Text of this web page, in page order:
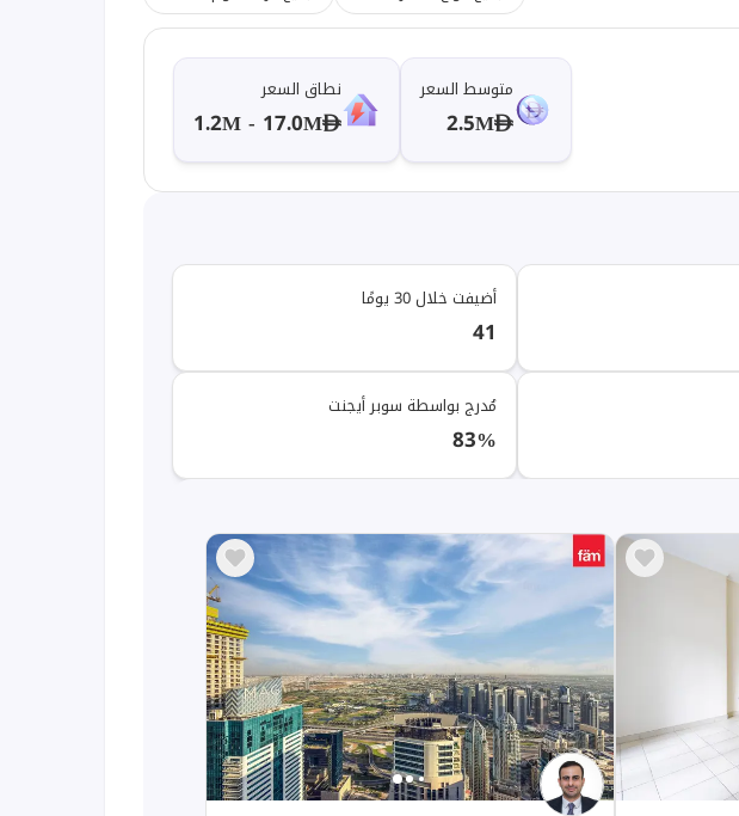
متوسط السعر
2.5M
نطاق السعر
1.2M - 17.0M
أضيفت خلال 30 يومًا
41
مُدرج بواسطة سوبر أيجنت
83%